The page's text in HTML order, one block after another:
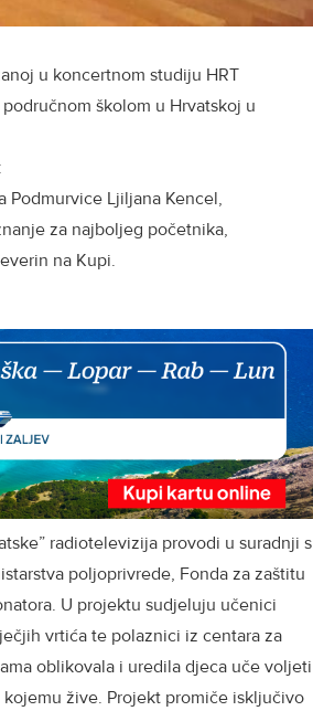
u koncertnom studiju HRT
školom u Hrvatskoj u
Ljiljana Kencel,
za najboljeg početnika,
na Kupi.
radiotelevizija provodi u suradnji s
poljoprivrede, Fonda za zaštitu
U projektu sudjeluju učenici
vrtića te polaznici iz centara za
oblikovala i uredila djeca uče voljeti
žive. Projekt promiče isključivo